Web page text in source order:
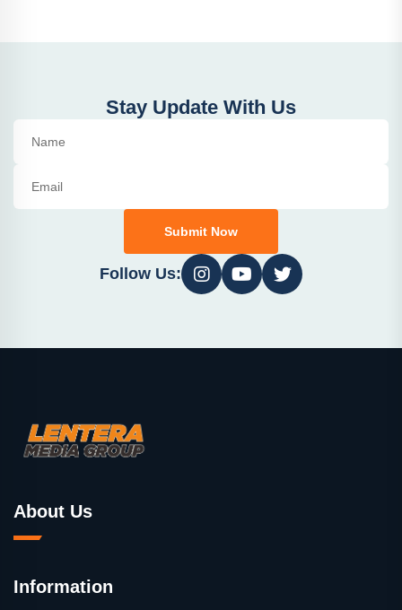
Stay Update With Us
Submit Now
Follow Us:
About Us
Information